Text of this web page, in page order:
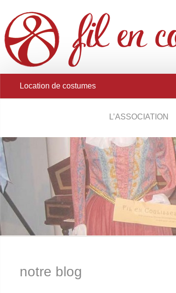
Location de costumes
L’ASSOCIATION
notre blog